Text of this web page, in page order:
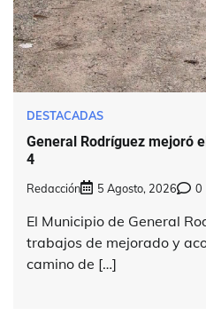
DESTACADAS
General Rodríguez mejoró
4
Redacción 5 Agosto, 2026 0
El Municipio de General
trabajos de mejorado y
camino de […]